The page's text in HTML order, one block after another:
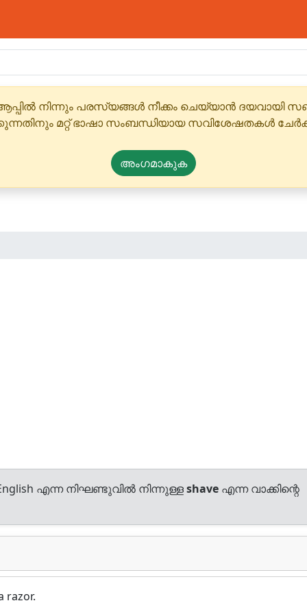
നിന്നും പരസ്യങ്ങൾ നീക്കം ചെയ്യാൻ
മറ്റ് ഭാഷാ സംബന്ധിയായ സവിശേഷതകൾ
അംഗമാകുക
എന്ന നിഘണ്ടുവിൽ നിന്നുള്ളshave എന്ന വാക്കിന്റെ
razor.